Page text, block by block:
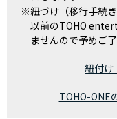
※紐づけ（移行手続
以前のTOHO
ませんので予めご了
紐付け
TOHO-ONE